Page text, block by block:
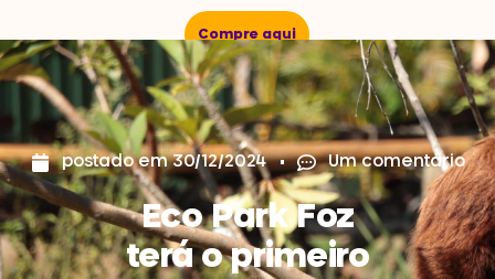
Compre aqui
postado em 30/12/2024 Um comentário
Eco Park Foz
terá o primeiro